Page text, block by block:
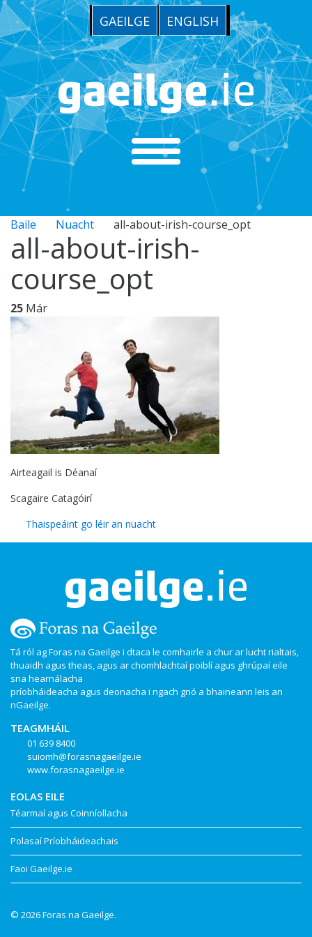
GAEILGE ENGLISH
Baile Nuacht all-about-irish-course_opt
all-about-irish-
course_opt
25 Már
Airteagail is Déanaí
Scagaire Catagóirí
Thaispeáint go léir an nuacht
Tá ról ag Foras na Gaeilge i dtaca le comhairle a chur ar lucht rialtais,
thuaidh agus theas, agus ar chomhlachtaí poiblí agus ghrúpaí eile
sna hearnálacha
príobháideacha agus deonacha i ngach gnó a bhaineann leis an
nGaeilge.
TEAGMHÁIL
01 639 8400
suiomh@forasnagaeilge.ie
www.forasnagaeilge.ie
EOLAS EILE
Téarmaí agus Coinníollacha
Polasaí Príobháideachais
Faoi Gaeilge.ie
© 2026 Foras na Gaeilge.